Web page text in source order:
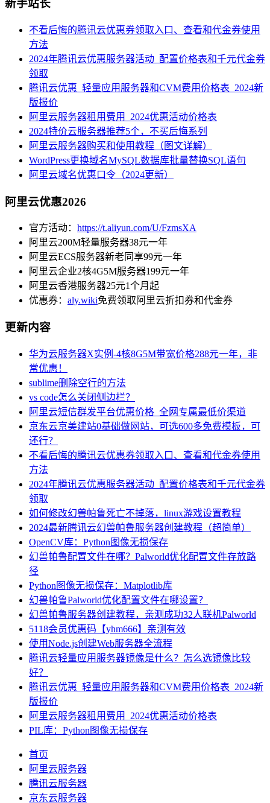
新手站长
不看后悔的腾讯云优惠券领取入口、查看和代金券使用
方法
2024年腾讯云优惠服务器活动_配置价格表和千元代金券
领取
腾讯云优惠_轻量应用服务器和CVM费用价格表_2024新
版报价
阿里云服务器租用费用_2024优惠活动价格表
2024特价云服务器推荐5个，不买后悔系列
阿里云服务器购买和使用教程（图文详解）
WordPress更换域名MySQL数据库批量替换SQL语句
阿里云域名优惠口令（2024更新）
阿里云优惠2026
官方活动： https://t.aliyun.com/U/FzmsXA
阿里云200M轻量服务器38元一年
阿里云ECS服务器新老同享99元一年
阿里云企业2核4G5M服务器199元一年
阿里云香港服务器25元1个月起
优惠券： aly.wiki免费领取阿里云折扣券和代金券
更新内容
华为云服务器X实例-4核8G5M带宽价格288元一年，非
常优惠！
sublime删除空行的方法
vs code怎么关闭侧边栏？
阿里云短信群发平台优惠价格_全网专属最低价渠道
京东云京美建站0基础做网站，可选600多免费模板，可
还行？
不看后悔的腾讯云优惠券领取入口、查看和代金券使用
方法
2024年腾讯云优惠服务器活动_配置价格表和千元代金券
领取
如何修改幻兽帕鲁死亡不掉落，linux游戏设置教程
2024最新腾讯云幻兽帕鲁服务器创建教程（超简单）
OpenCV库：Python图像无损保存
幻兽帕鲁配置文件在哪？Palworld优化配置文件存放路
径
Python图像无损保存：Matplotlib库
幻兽帕鲁Palworld优化配置文件在哪设置？
幻兽帕鲁服务器创建教程，亲测成功32人联机Palworld
5118会员优惠码【yhm666】亲测有效
使用Node.js创建Web服务器全流程
腾讯云轻量应用服务器镜像是什么？怎么选镜像比较
好？
腾讯云优惠_轻量应用服务器和CVM费用价格表_2024新
版报价
阿里云服务器租用费用_2024优惠活动价格表
PIL库：Python图像无损保存
首页
阿里云服务器
腾讯云服务器
京东云服务器